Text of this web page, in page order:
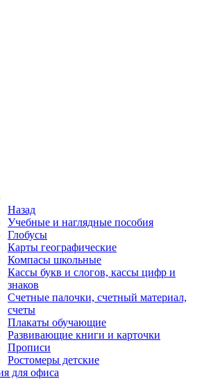
Назад
Учебные и наглядные пособия
Глобусы
Карты географические
Компасы школьные
Кассы букв и слогов, кассы цифр и
знаков
Счетные палочки, счетный материал,
счеты
Плакаты обучающие
Развивающие книги и карточки
Прописи
Ростомеры детские
для офиса